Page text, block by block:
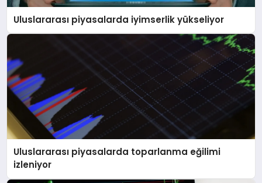
Uluslararası piyasalarda iyimserlik yükseliyor
Uluslararası piyasalarda toparlanma eğilimi
izleniyor